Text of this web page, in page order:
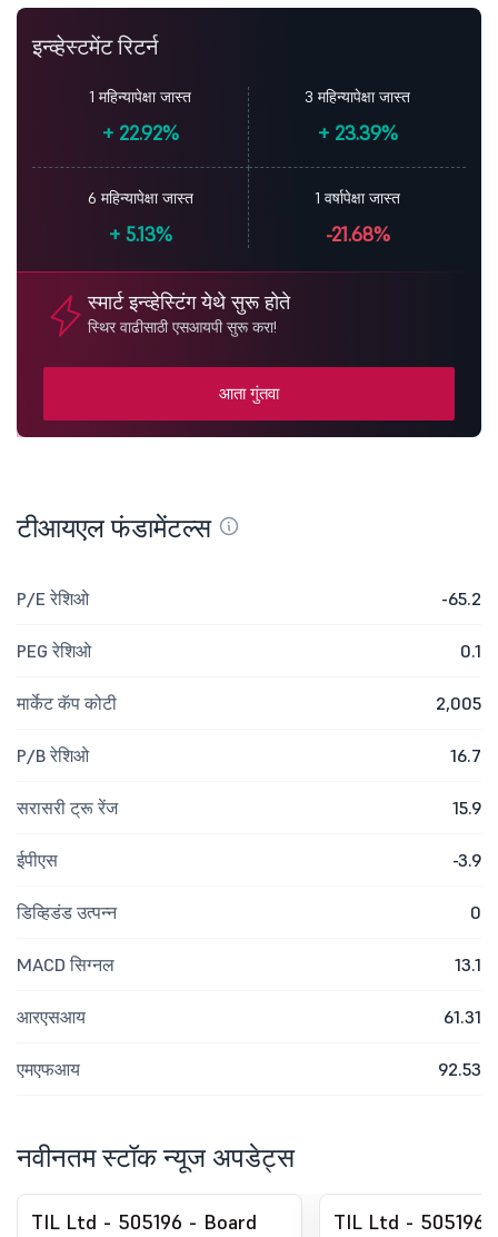
इन्व्हेस्टमेंट रिटर्न
1 महिन्यापेक्षा जास्त
+22.92%
3 महिन्यापेक्षा जास्त
+23.39%
6 महिन्यापेक्षा जास्त
+5.13%
1 वर्षापेक्षा जास्त
-21.68%
स्मार्ट इन्व्हेस्टिंग येथे सुरू होते
स्थिर वाढीसाठी एसआयपी सुरू करा!
आता गुंतवा
टीआयएल फंडामेंटल्स
P/E रेशिओ -65.2
PEG रेशिओ 0.1
मार्केट कॅप कोटी 2,005
P/B रेशिओ 16.7
सरासरी ट्रू रेंज 15.9
ईपीएस -3.9
डिव्हिडंड उत्पन्न 0
MACD सिग्नल 13.1
आरएसआय 61.31
एमएफआय 92.53
नवीनतम स्टॉक न्यूज अपडेट्स
TIL Ltd - 505196 - Board
TIL Ltd - 505196